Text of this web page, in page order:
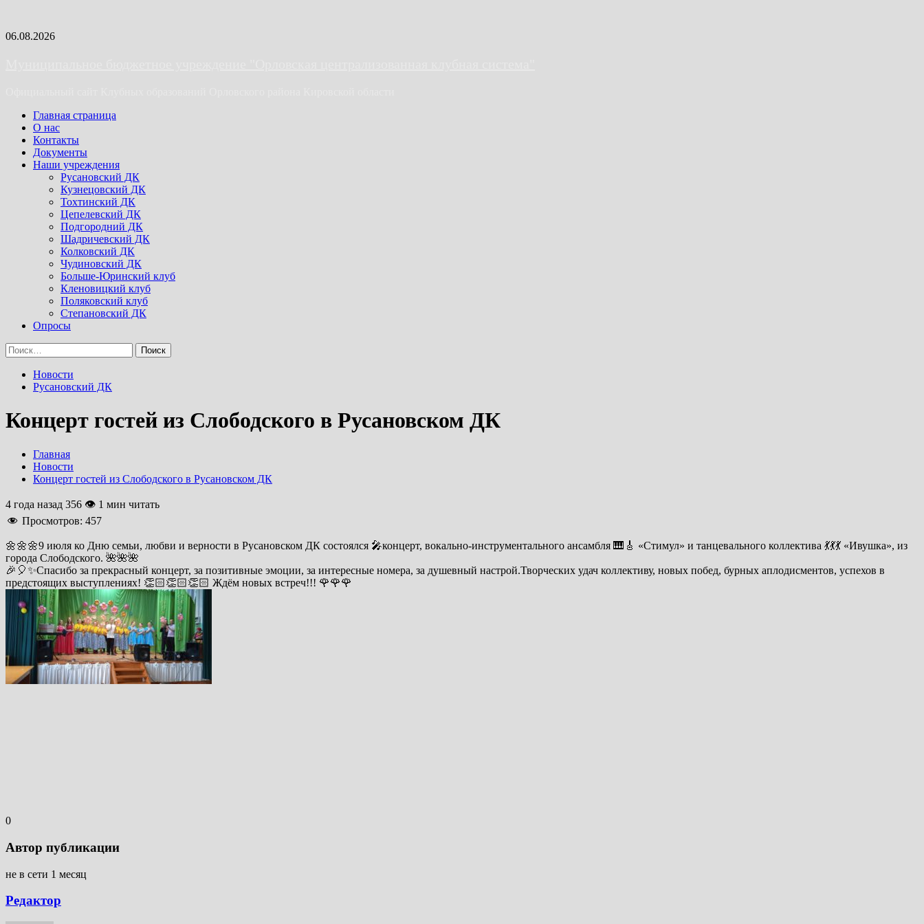
Skip
06.08.2026
Primary
Menu
Главная страница
О нас
Контакты
Документы
Наши учреждения
Русановский ДК
Кузнецовский ДК
Тохтинский ДК
Цепелевский ДК
Подгородний ДК
Шадричевский ДК
Колковский ДК
Чудиновский ДК
Больше-Юринский клуб
Кленовицкий клуб
Поляковский клуб
Степановский ДК
Опросы
Найти:
Новости
Русановский ДК
Концерт гостей из Слободского в Русановском ДК
Главная
Новости
Концерт гостей из Слободского в Русановском ДК
4 года назад 356 👁 1 мин читать
Просмотров: 457
🌼🌼🌼9 июля ко Дню семьи, любви и верности в Русановском ДК состоялся 🎤концерт, вокально-инструментального ансамбля 🎹🎸 «Стимул» и танцевального коллектива 💃💃💃 «Ивушка», из
города Слободского. 🌺🌺🌺
🎉🎈✨Спасибо за прекрасный концерт, за позитивные эмоции, за интересные номера, за душевный настрой.Творческих удач коллективу, новых побед, бурных аплодисментов, успехов в
предстоящих выступлениях! 👏🏻👏🏻👏🏻 Ждём новых встреч!!! 🌹🌹🌹
0
Автор публикации
не в сети 1 месяц
Редактор